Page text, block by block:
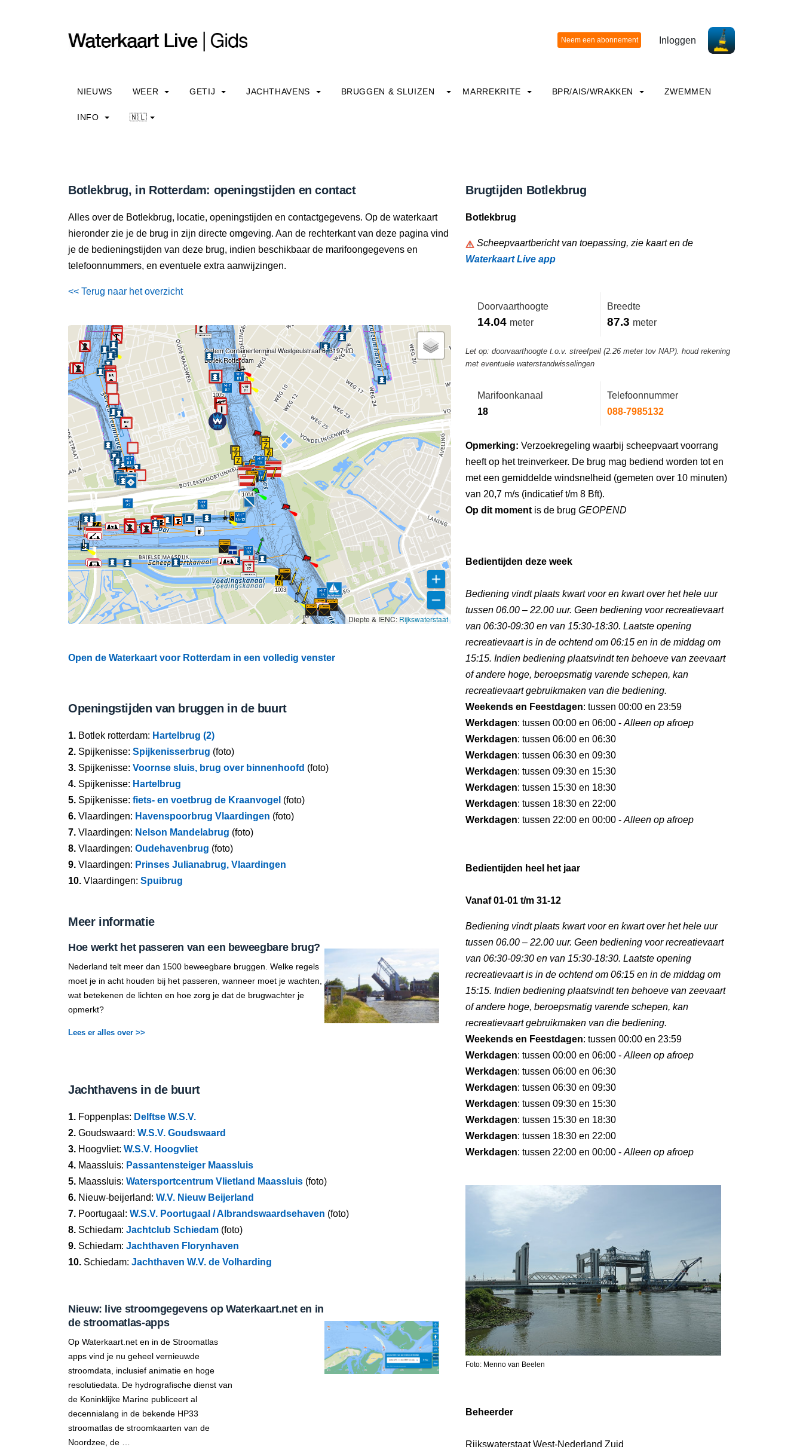
Inloggen
NIEUWS WEER GETIJ JACHTHAVENS BRUGGEN & SLUIZEN MARREKRITE BPR/AIS/WRAKKEN ZWEMMEN
INFO 🇳🇱
Botlekbrug, in Rotterdam: openingstijden en contact
Alles over de Botlekbrug, locatie, openingstijden en contactgegevens. Op de waterkaart
hieronder zie je de brug in zijn directe omgeving. Aan de rechterkant van deze pagina vind
je de bedieningstijden van deze brug, indien beschikbaar de marifoongegevens en
telefoonnummers, en eventuele extra aanwijzingen.
<< Terug naar het overzicht
1003
1004
1005
Cetem Containerterminal Westgeulstraat 6, 3197 LD
Botlek Rotterdam
Diepte & IENC: Rijkswaterstaat
Open de Waterkaart voor Rotterdam in een volledig venster
Openingstijden van bruggen in de buurt
1. Botlek rotterdam: Hartelbrug (2)
2. Spijkenisse: Spijkenisserbrug (foto)
3. Spijkenisse: Voornse sluis, brug over binnenhoofd (foto)
4. Spijkenisse: Hartelbrug
5. Spijkenisse: fiets- en voetbrug de Kraanvogel (foto)
6. Vlaardingen: Havenspoorbrug Vlaardingen (foto)
7. Vlaardingen: Nelson Mandelabrug (foto)
8. Vlaardingen: Oudehavenbrug (foto)
9. Vlaardingen: Prinses Julianabrug, Vlaardingen
10. Vlaardingen: Spuibrug
Meer informatie
Hoe werkt het passeren van een beweegbare brug?
Nederland telt meer dan 1500 beweegbare bruggen. Welke regels
moet je in acht houden bij het passeren, wanneer moet je wachten,
wat betekenen de lichten en hoe zorg je dat de brugwachter je
opmerkt?
Lees er alles over >>
Jachthavens in de buurt
1. Foppenplas: Delftse W.S.V.
2. Goudswaard: W.S.V. Goudswaard
3. Hoogvliet: W.S.V. Hoogvliet
4. Maassluis: Passantensteiger Maassluis
5. Maassluis: Watersportcentrum Vlietland Maassluis (foto)
6. Nieuw-beijerland: W.V. Nieuw Beijerland
7. Poortugaal: W.S.V. Poortugaal / Albrandswaardsehaven (foto)
8. Schiedam: Jachtclub Schiedam (foto)
9. Schiedam: Jachthaven Florynhaven
10. Schiedam: Jachthaven W.V. de Volharding
Nieuw: live stroomgegevens op Waterkaart.net en in
de stroomatlas-apps
Op Waterkaart.net en in de Stroomatlas
apps vind je nu geheel vernieuwde
stroomdata, inclusief animatie en hoge
resolutiedata. De hydrografische dienst van
de Koninklijke Marine publiceert al
decennialang in de bekende HP33
stroomatlas de stroomkaarten van de
Noordzee, de …
Brugtijden Botlekbrug
Botlekbrug
Scheepvaartbericht van toepassing, zie kaart en de
Waterkaart Live app
Doorvaarthoogte
14.04 meter
Breedte
87.3 meter
Let op: doorvaarthoogte t.o.v. streefpeil (2.26 meter tov NAP). houd rekening
met eventuele waterstandwisselingen
Marifoonkanaal
18
Telefoonnummer
088-7985132
Opmerking: Verzoekregeling waarbij scheepvaart voorrang
heeft op het treinverkeer. De brug mag bediend worden tot en
met een gemiddelde windsnelheid (gemeten over 10 minuten)
van 20,7 m/s (indicatief t/m 8 Bft).
Op dit moment is de brug GEOPEND
Bedientijden deze week
Bediening vindt plaats kwart voor en kwart over het hele uur
tussen 06.00 – 22.00 uur. Geen bediening voor recreatievaart
van 06:30-09:30 en van 15:30-18:30. Laatste opening
recreatievaart is in de ochtend om 06:15 en in de middag om
15:15. Indien bediening plaatsvindt ten behoeve van zeevaart
of andere hoge, beroepsmatig varende schepen, kan
recreatievaart gebruikmaken van die bediening.
Weekends en Feestdagen: tussen 00:00 en 23:59
Werkdagen: tussen 00:00 en 06:00 - Alleen op afroep
Werkdagen: tussen 06:00 en 06:30
Werkdagen: tussen 06:30 en 09:30
Werkdagen: tussen 09:30 en 15:30
Werkdagen: tussen 15:30 en 18:30
Werkdagen: tussen 18:30 en 22:00
Werkdagen: tussen 22:00 en 00:00 - Alleen op afroep
Bedientijden heel het jaar
Vanaf 01-01 t/m 31-12
Bediening vindt plaats kwart voor en kwart over het hele uur
tussen 06.00 – 22.00 uur. Geen bediening voor recreatievaart
van 06:30-09:30 en van 15:30-18:30. Laatste opening
recreatievaart is in de ochtend om 06:15 en in de middag om
15:15. Indien bediening plaatsvindt ten behoeve van zeevaart
of andere hoge, beroepsmatig varende schepen, kan
recreatievaart gebruikmaken van die bediening.
Weekends en Feestdagen: tussen 00:00 en 23:59
Werkdagen: tussen 00:00 en 06:00 - Alleen op afroep
Werkdagen: tussen 06:00 en 06:30
Werkdagen: tussen 06:30 en 09:30
Werkdagen: tussen 09:30 en 15:30
Werkdagen: tussen 15:30 en 18:30
Werkdagen: tussen 18:30 en 22:00
Werkdagen: tussen 22:00 en 00:00 - Alleen op afroep
Foto: Menno van Beelen
Beheerder
Rijkswaterstaat West-Nederland Zuid